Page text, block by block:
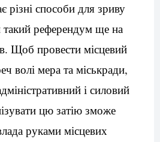
різні способи для зриву
такий референдум ще на
Щоб провести місцевий
волі мера та міськради,
і силовий
цю затію зможе
руками місцевих